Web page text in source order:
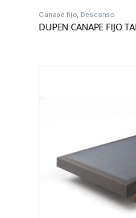
Canapé fijo, Descanso
DUPEN CANAPE FIJO